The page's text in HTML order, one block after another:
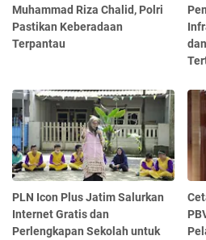
Muhammad Riza Chalid, Polri
Pastikan Keberadaan
Terpantau
PLN Icon Plus Jatim Salurkan
Internet Gratis dan
Perlengkapan Sekolah untuk